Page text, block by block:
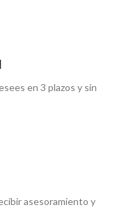
en 3 plazos y sin
asesoramiento y